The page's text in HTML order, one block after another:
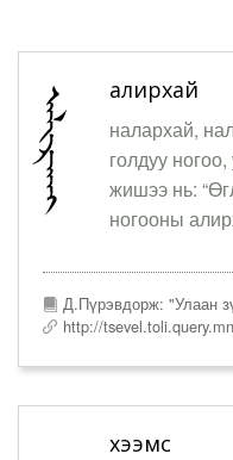
алирхай
налархай,
голдуу
жишээ нь:
ногооны
Д.Пүрэвдорж: "Улаан
http://
хээмсүү